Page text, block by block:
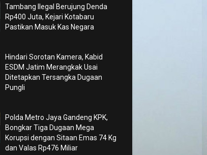
Tambang Ilegal Berujung Denda
Rp400 Juta, Kejari Kotabaru
Pastikan Masuk Kas Negara
Hindari Sorotan Kamera, Kabid
ESDM Jatim Merangkak Usai
Ditetapkan Tersangka Dugaan
Pungli
Polda Metro Jaya Gandeng KPK,
Bongkar Tiga Dugaan Mega
Korupsi dengan Sitaan Emas 74 Kg
dan Valas Rp476 Miliar